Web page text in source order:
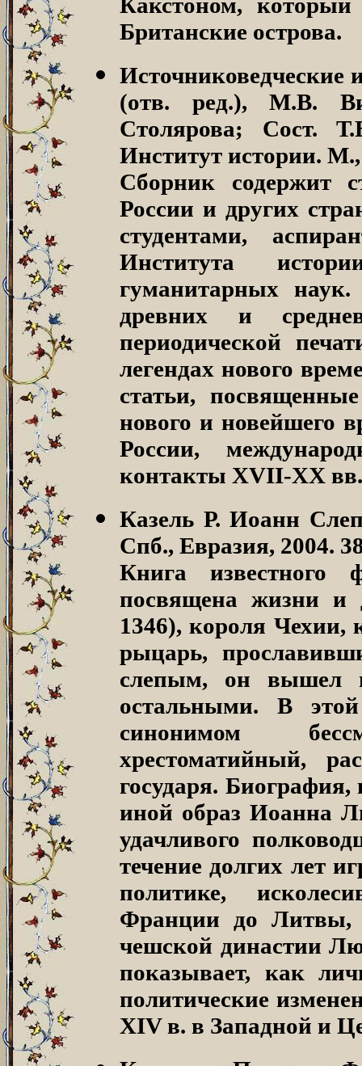
Британские острова.
Источниковедческие
(отв. ред.), М.В.
Столярова; Сост.
Институт истории.
Сборник содержит
России и других
студентами,
Института
гуманитарных
древних и
периодической
легендах нового
статьи,
нового и новейшего
России,
контакты XVII-XX
Казель Р. Иоанн
Спб., Евразия, 2004.
Книга известного
посвящена жизни и
1346), короля
рыцарь,
слепым, он вышел
остальными. В
синонимом
хрестоматийный,
государя.
иной образ Иоанна
удачливого
течение долгих лет
политике,
Франции до Литвы,
чешской династии
показывает, как
политические
XIV в. в Западной и